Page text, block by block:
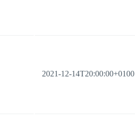
2021-12-14T20:00:00+0100